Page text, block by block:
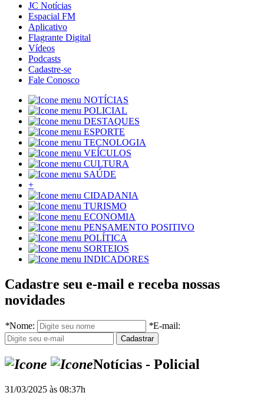
JC Notícias
Espacial FM
Aplicativo
Flagrante Digital
Vídeos
Podcasts
Cadastre-se
Fale Conosco
NOTÍCIAS
POLICIAL
DESTAQUES
ESPORTE
TECNOLOGIA
VEÍCULOS
CULTURA
SAÚDE
+
CIDADANIA
TURISMO
ECONOMIA
PENSAMENTO POSITIVO
POLÍTICA
SORTEIOS
INDICADORES
Cadastre seu e-mail e receba nossas
novidades
*Nome: *E-mail:
Notícias - Policial
31/03/2025 às 08:37h